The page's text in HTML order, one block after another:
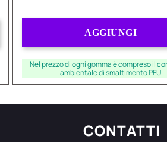
AGGIUNGI
Nel prezzo di ogni gomma è compreso il
ambientale di smaltimento PFU
CONTATTI